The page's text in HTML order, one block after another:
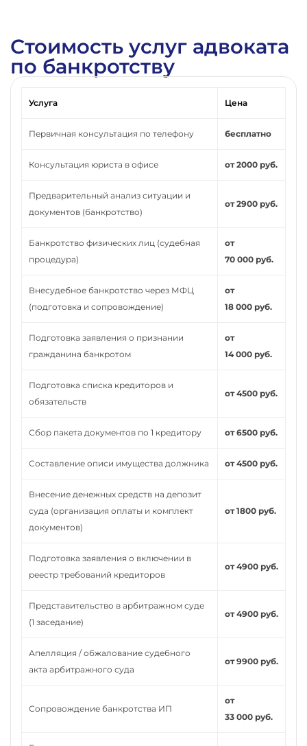
Стоимость услуг адвоката
по банкротству
Услуга Цена
Первичная консультация по телефону бесплатно
Консультация юриста в офисе от 2000 руб.
Предварительный анализ ситуации и
документов (банкротство)
от 2900 руб.
Банкротство физических лиц (судебная
процедура)
от
70 000 руб.
Внесудебное банкротство через МФЦ
(подготовка и сопровождение)
от
18 000 руб.
Подготовка заявления о признании
гражданина банкротом
от
14 000 руб.
Подготовка списка кредиторов и
обязательств
от 4500 руб.
Сбор пакета документов по 1 кредитору от 6500 руб.
Составление описи имущества должника от 4500 руб.
Внесение денежных средств на депозит
суда (организация оплаты и комплект
документов)
от 1800 руб.
Подготовка заявления о включении в
реестр требований кредиторов
от 4900 руб.
Представительство в арбитражном суде
(1 заседание)
от 4900 руб.
Апелляция / обжалование судебного
акта арбитражного суда
от 9900 руб.
Сопровождение банкротства ИП
от
33 000 руб.